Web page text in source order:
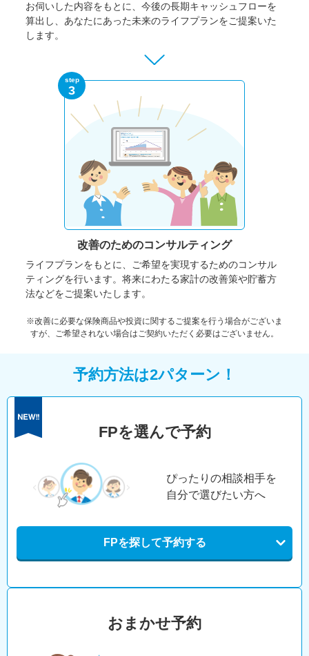
お伺いした内容をもとに、今後の長期キャッシュフローを
算出し、あなたにあった未来のライフプランをご提案いた
します。
step
3
改善のためのコンサルティング
ライフプランをもとに、ご希望を実現するためのコンサル
ティングを行います。将来にわたる家計の改善策や貯蓄方
法などをご提案いたします。
※改善に必要な保険商品や投資に関するご提案を行う場合がございま
すが、ご希望されない場合はご契約いただく必要はございません。
予約方法は2パターン！
FPを選んで予約
ぴったりの相談相手を
自分で選びたい方へ
FPを探して予約する
おまかせ予約